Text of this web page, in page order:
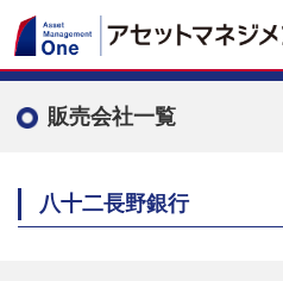
販売会社一覧
八十二長野銀行